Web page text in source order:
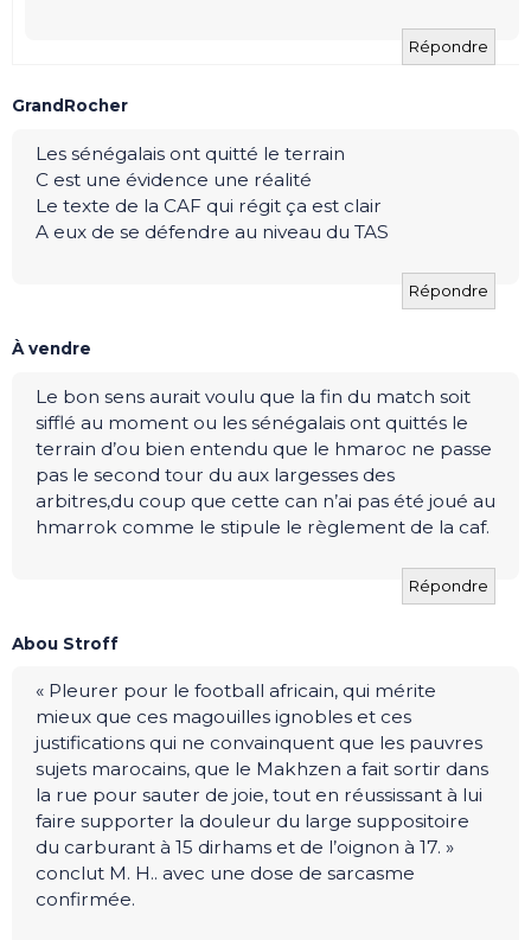
Répondre
GrandRocher
Les sénégalais ont quitté le terrain
C est une évidence une réalité
Le texte de la CAF qui régit ça est clair
A eux de se défendre au niveau du TAS
Répondre
À vendre
Le bon sens aurait voulu que la fin du match soit
sifflé au moment ou les sénégalais ont quittés le
terrain d’ou bien entendu que le hmaroc ne passe
pas le second tour du aux largesses des
arbitres,du coup que cette can n’ai pas été joué au
hmarrok comme le stipule le règlement de la caf.
Répondre
Abou Stroff
« Pleurer pour le football africain, qui mérite
mieux que ces magouilles ignobles et ces
justifications qui ne convainquent que les pauvres
sujets marocains, que le Makhzen a fait sortir dans
la rue pour sauter de joie, tout en réussissant à lui
faire supporter la douleur du large suppositoire
du carburant à 15 dirhams et de l’oignon à 17. »
conclut M. H.. avec une dose de sarcasme
confirmée.